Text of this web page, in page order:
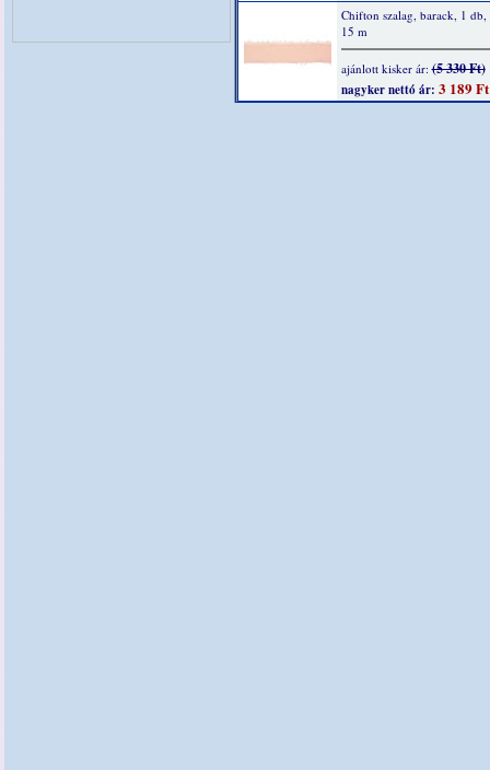
Chifton szalag, barack, 1
15 m
ajánlott kisker ár:(5 330 Ft)
nagyker nettó ár: 3 189 Ft